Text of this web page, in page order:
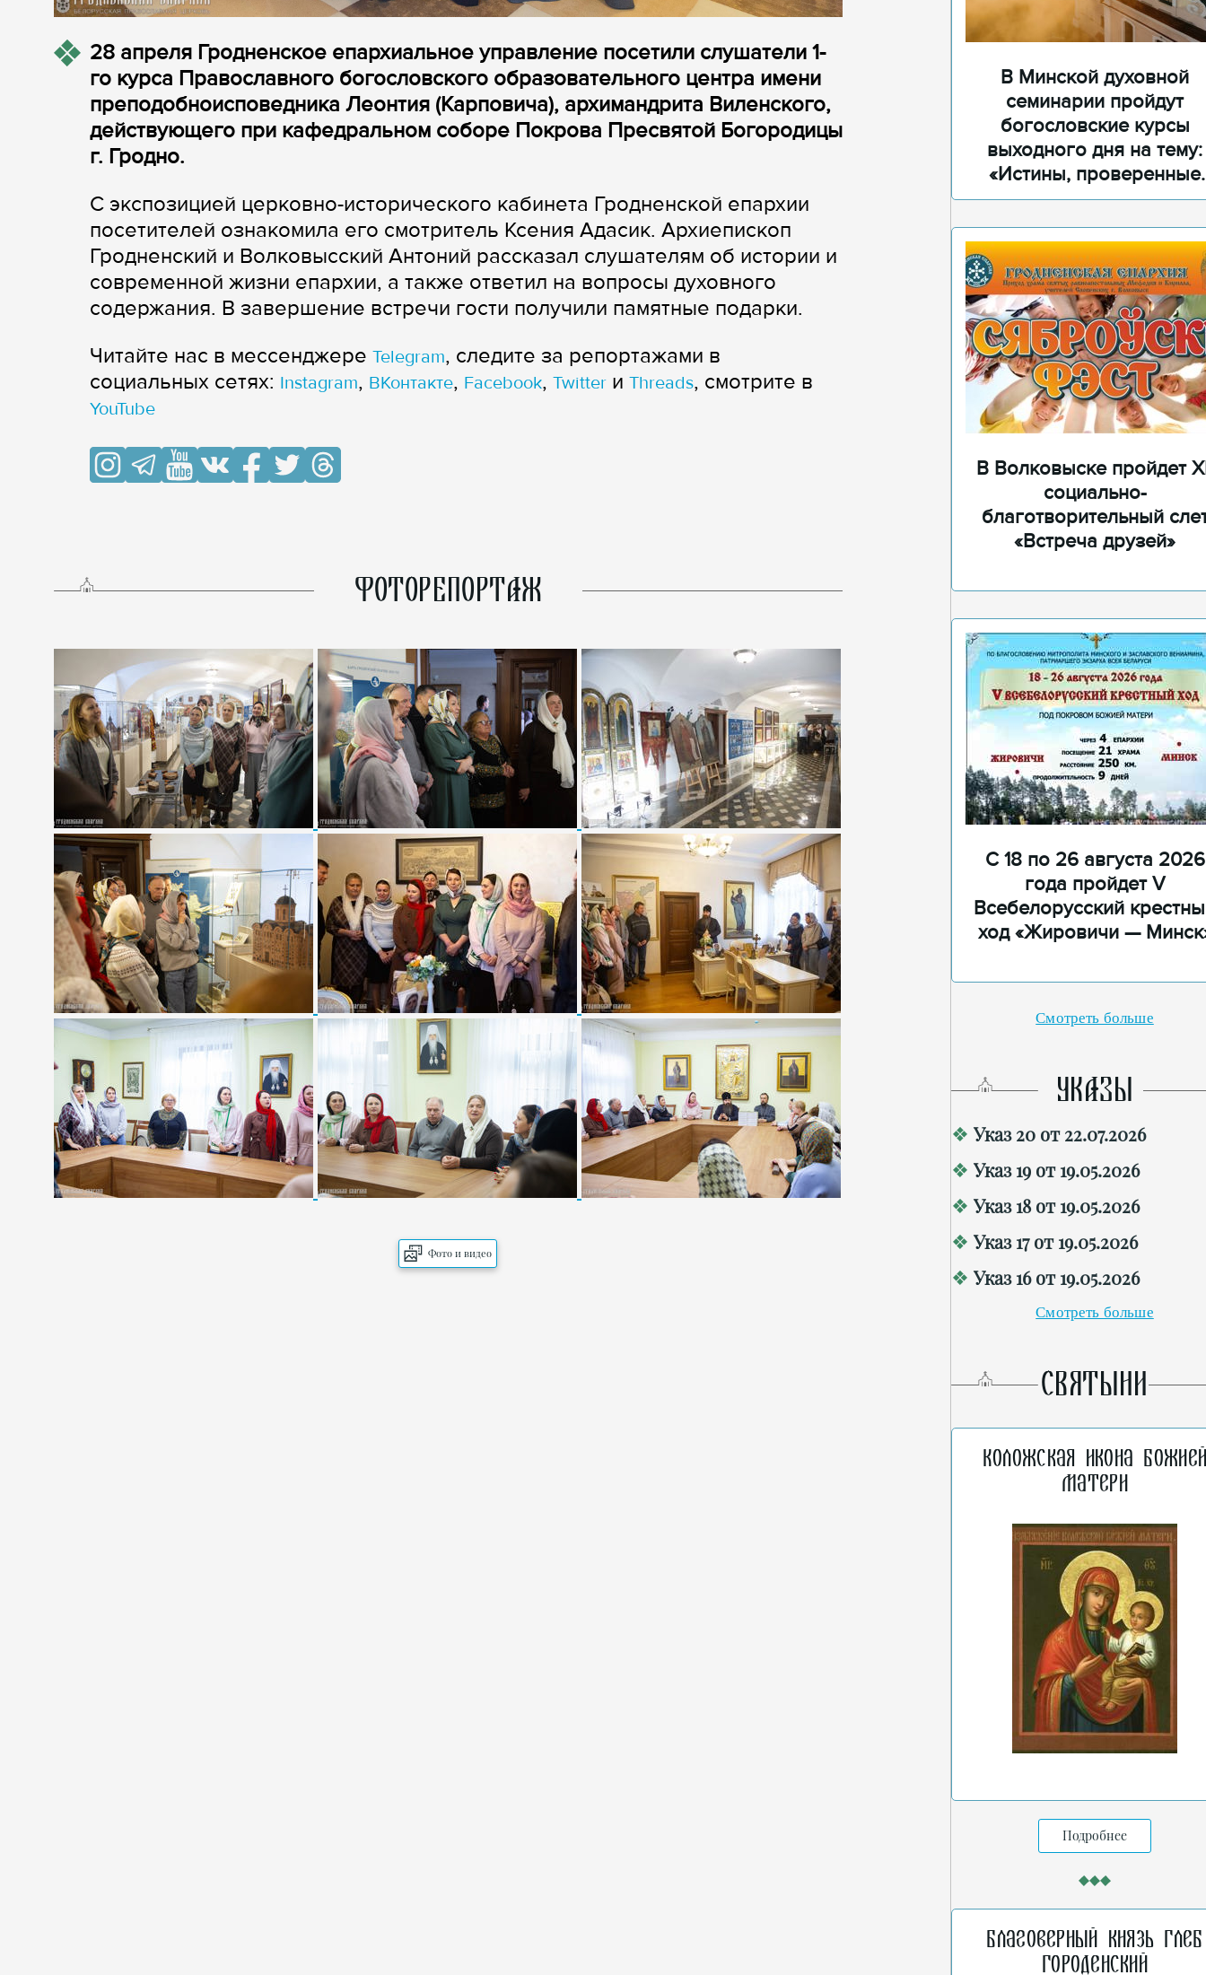
28 апреля Гродненское епархиальное управление посетили слушатели 1-
го курса Православного богословского образовательного центра имени
преподобноисповедника Леонтия (Карповича), архимандрита Виленского,
действующего при кафедральном соборе Покрова Пресвятой Богородицы
г. Гродно.
С экспозицией церковно-исторического кабинета Гродненской епархии
посетителей ознакомила его смотритель Ксения Адасик. Архиепископ
Гродненский и Волковысский Антоний рассказал слушателям об истории и
современной жизни епархии, а также ответил на вопросы духовного
содержания. В завершение встречи гости получили памятные подарки.
Читайте нас в мессенджере Telegram, следите за репортажами в
cоциальных сетях: Instagram, ВКонтакте, Facebook, Twitter и Threads, смотрите в
YouTube
ФОТОРЕПОРТАЖ
Фото и видео
В Минской духовной
семинарии пройдут
богословские курсы
выходного дня на тему:
«Истины, проверенные
временем»
В Волковыске пройдет
социально-
благотворительный
«Встреча друзей»
С 18 по 26 августа 2026
года пройдет V
Всебелорусский
ход «Жировичи —
Смотреть больше
УКАЗЫ
Указ 20 от 22.07.2026
Указ 19 от 19.05.2026
Указ 18 от 19.05.2026
Указ 17 от 19.05.2026
Указ 16 от 19.05.2026
Смотреть больше
СВЯТЫНИ
Коложская икона
Матери
Подробнее
Благоверный князь Глеб
Городенский